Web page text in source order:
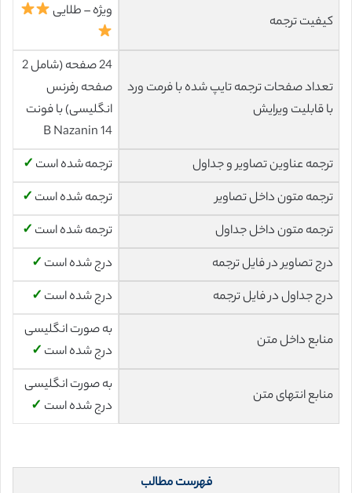
کیفیت ترجمه
ویژه – طلایی
تعداد صفحات ترجمه تایپ شده با فرمت ورد
با قابلیت ویرایش
24 صفحه (شامل 2
صفحه رفرنس
انگلیسی) با فونت
14 B Nazanin
ترجمه عناوین تصاویر و جداول
ترجمه شده است ✓
ترجمه متون داخل تصاویر
ترجمه شده است ✓
ترجمه متون داخل جداول
ترجمه شده است ✓
درج تصاویر در فایل ترجمه
درج شده است ✓
درج جداول در فایل ترجمه
درج شده است ✓
منابع داخل متن
به صورت انگلیسی
درج شده است ✓
منابع انتهای متن
به صورت انگلیسی
درج شده است ✓
فهرست مطالب